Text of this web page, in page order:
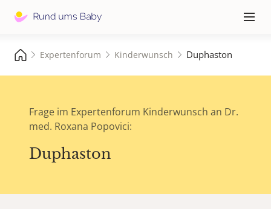
≡
Expertenforum Kinderwunsch Duphaston
Frage im Expertenforum Kinderwunsch an Dr.
med. Roxana Popovici:
Duphaston